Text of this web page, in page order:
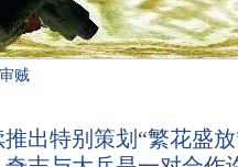
审贼
出特别策划“繁花盛